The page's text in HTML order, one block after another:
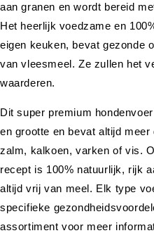
aan granen en wordt bereid
Het heerlijk voedzame en
eigen keuken, bevat gezonde
van vleesmeel. Ze zullen het
waarderen.
Dit super premium
en grootte en bevat altijd
zalm, kalkoen, varken of vis.
recept is 100% natuurlijk, rijk
altijd vrij van meel. Elk type
specifieke
assortiment voor meer